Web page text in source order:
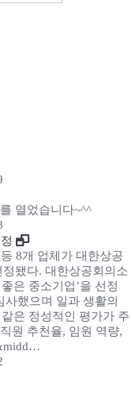
열었습니다~^^
8개 업체가 대한상공
정됐다. 대한상공회의소
은 중소기업’을 선정
했으며 일과 생활의
은 정성적인 평가가 주
원 추천율, 임원 역량,